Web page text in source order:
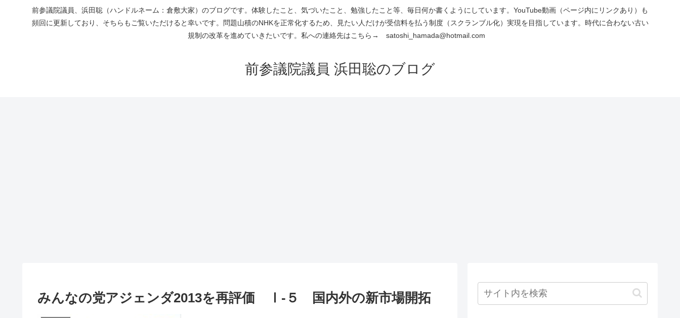
前参議院議員、浜田聡（ハンドルネーム：倉敷大家）のブログです。体験したこと、気づいたこと、勉強したこと等、毎日何か書くようにしています。YouTube動画（ページ内にリンクあり）も
頻回に更新しており、そちらもご覧いただけると幸いです。問題山積のNHKを正常化するため、見たい人だけが受信料を払う制度（スクランブル化）実現を目指しています。時代に合わない古い
規制の改革を進めていきたいです。私への連絡先はこちら→ satoshi_hamada@hotmail.com
前参議院議員 浜田聡のブログ
みんなの党アジェンダ2013を再評価 Ⅰ-５ 国内外の新市場開拓